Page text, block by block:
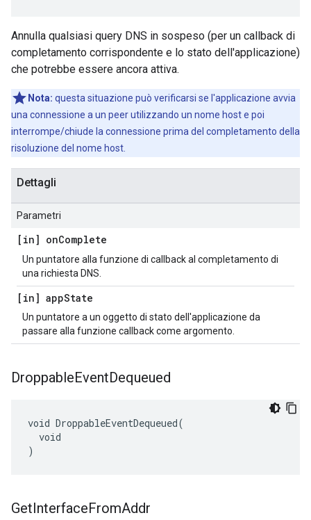
Annulla qualsiasi query DNS in sospeso (per un callback di
completamento corrispondente e lo stato dell'applicazione)
che potrebbe essere ancora attiva.
Nota: questa situazione può verificarsi se l'applicazione avvia
una connessione a un peer utilizzando un nome host e poi
interrompe/chiude la connessione prima del completamento della
risoluzione del nome host.
Dettagli
Parametri
[in] onComplete
Un puntatore alla funzione di callback al completamento di
una richiesta DNS.
[in] appState
Un puntatore a un oggetto di stato dell'applicazione da
passare alla funzione callback come argomento.
DroppableEventDequeued
void DroppableEventDequeued(
  void
)
GetInterfaceFromAddr